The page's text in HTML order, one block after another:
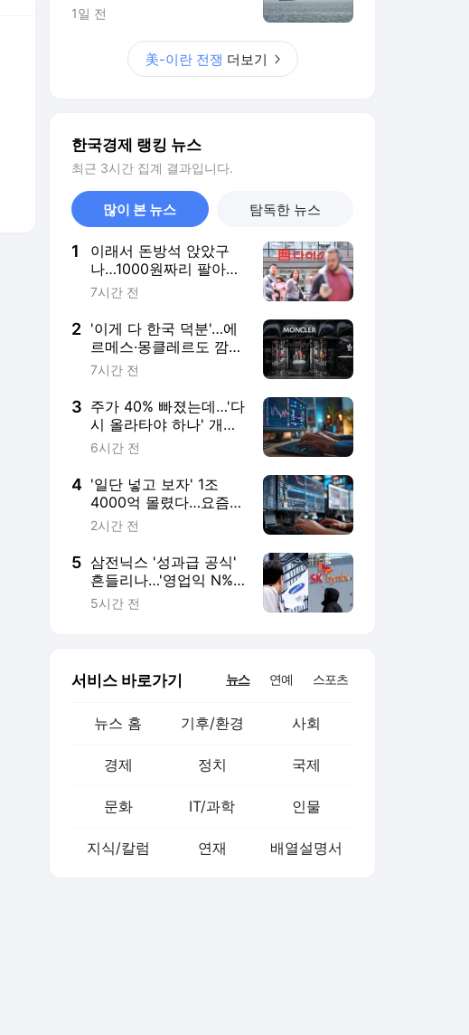
1일 전
美-이란 전쟁 더보기
한국경제 랭킹 뉴스
최근 3시간 집계 결과입니다.
많이 본 뉴스 탐독한 뉴스
1
이래서 돈방석 앉았구
나…1000원짜리 팔아
4000억 번 비결 [권용
7시간 전
2 '이게 다 한국 덕분'…에
르메스·몽클레르도 깜짝
놀랐다 [안혜원의 명품
7시간 전
3 주가 40% 빠졌는데…'다
시 올라타야 하나' 개미
들 들썩 [한경우의 케이
6시간 전
4 '일단 넣고 보자' 1조
4000억 몰렸다…요즘
뜨는 개미 피난처 [투자
2시간 전
5 삼전닉스 '성과급 공식'
흔들리나…'영업익 N%'
입법 전쟁 [김대영의 노
5시간 전
서비스 바로가기 뉴스 연예 스포츠
뉴스 홈 기후/환경 사회
경제 정치 국제
문화 IT/과학 인물
지식/칼럼 연재 배열설명서